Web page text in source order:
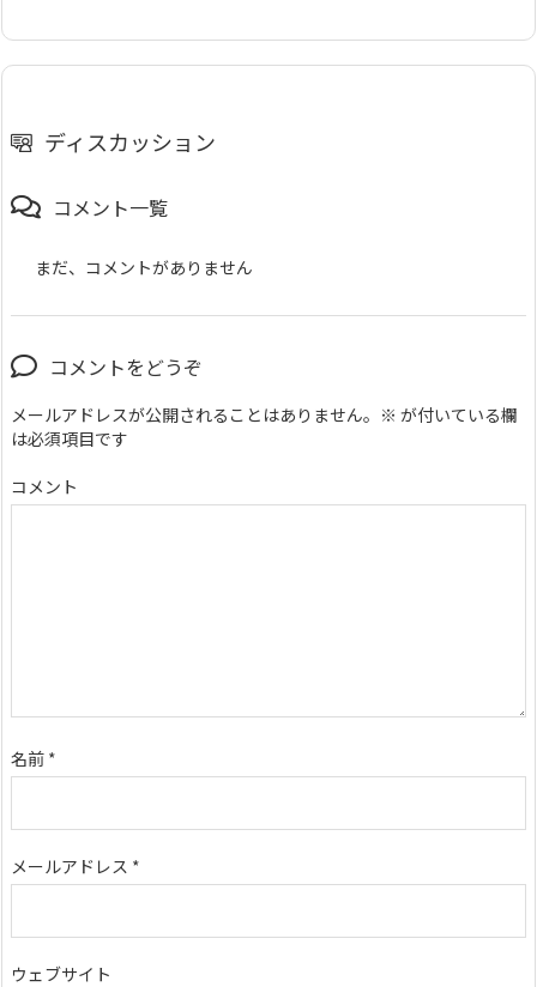
ディスカッション
コメント一覧
まだ、コメントがありません
コメントをどうぞ
メールアドレスが公開されることはありません。 ※ が付いている欄
は必須項目です
コメント
名前 *
メールアドレス *
ウェブサイト